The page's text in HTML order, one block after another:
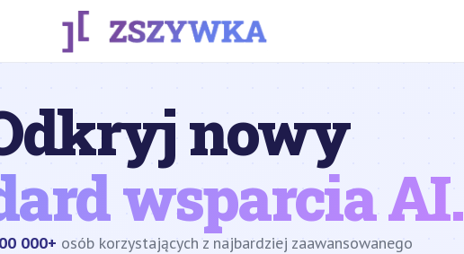
nowy
wsparcia AI.
000+ osób korzystających z najbardziej zaawansowanego